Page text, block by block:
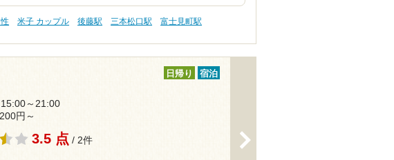
米子 カップル 後藤駅 三本松口駅
富士見町駅
日帰り 宿泊
～21:00
円～
3.5 点 / 2件